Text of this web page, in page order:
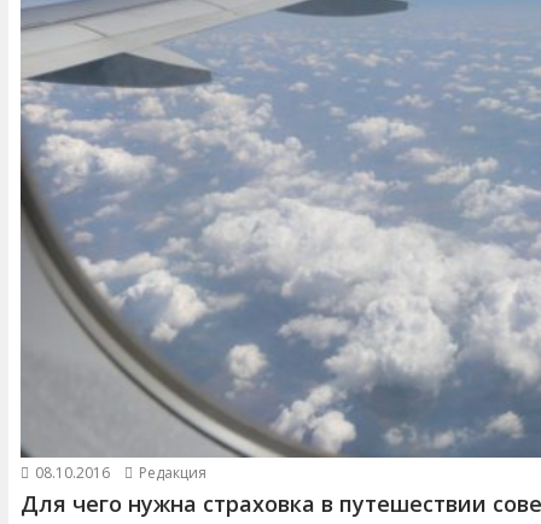
08.10.2016 Редакция
Для чего нужна страховка в путешествии